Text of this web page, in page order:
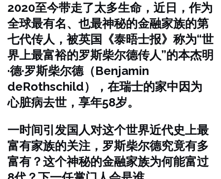
2020至今带走了太多生命，近日，作为
全球最有名、也最神秘的金融家族的第
七代传人，被英国《泰晤士报》称为“世
界上最富裕的罗斯柴尔德传人”的本杰明
·德·罗斯柴尔德（Benjamin
deRothschild），在瑞士的家中因为
心脏病去世，享年58岁。
一时间引发国人对这个世界近代史上最
富有家族的关注，罗斯柴尔德究竟有多
富有？这个神秘的金融家族为何能富过